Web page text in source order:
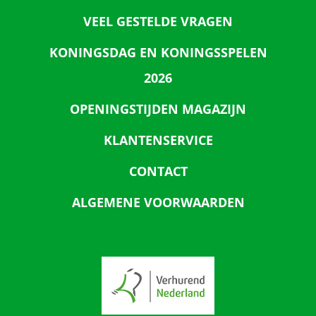
VEEL GESTELDE VRAGEN
KONINGSDAG EN KONINGSSPELEN
2026
OPENINGSTIJDEN MAGAZIJN
KLANTENSERVICE
CONTACT
ALGEMENE VOORWAARDEN